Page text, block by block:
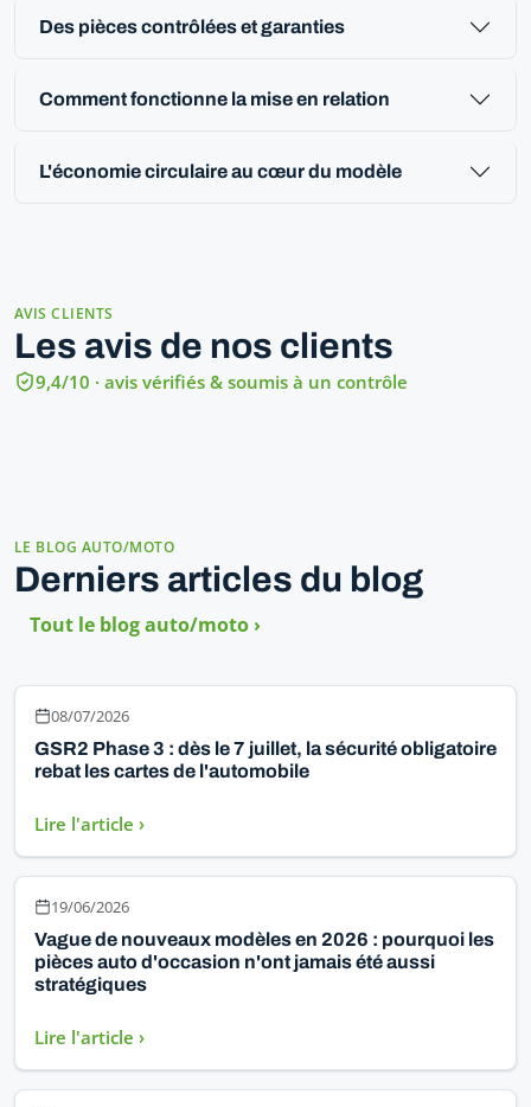
Des pièces contrôlées et garanties
Comment fonctionne la mise en relation
L'économie circulaire au cœur du modèle
AVIS CLIENTS
Les avis de nos clients
9,4/10 · avis vérifiés & soumis à un contrôle
LE BLOG AUTO/MOTO
Derniers articles du blog
Tout le blog auto/moto ›
08/07/2026
GSR2 Phase 3 : dès le 7 juillet, la sécurité obligatoire
rebat les cartes de l'automobile
Lire l'article ›
19/06/2026
Vague de nouveaux modèles en 2026 : pourquoi les
pièces auto d'occasion n'ont jamais été aussi
stratégiques
Lire l'article ›